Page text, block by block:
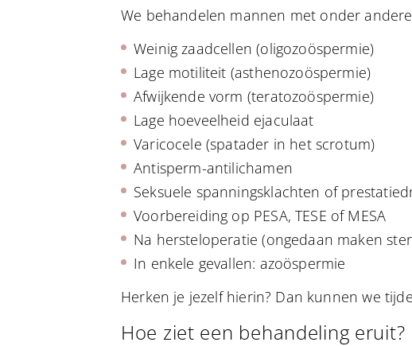
We behandelen mannen met onder
Weinig zaadcellen (oligozoöspermie)
Lage motiliteit (asthenozoöspermie)
Afwijkende vorm (teratozoöspermie)
Lage hoeveelheid ejaculaat
Varicocele (spatader in het scrotum)
Antisperm-antilichamen
Seksuele spanningsklachten of
Voorbereiding op PESA, TESE of MESA
Na hersteloperatie (ongedaan maken
In enkele gevallen: azoöspermie
Herken je jezelf hierin? Dan kunnen we
Hoe ziet een behandeling eruit?